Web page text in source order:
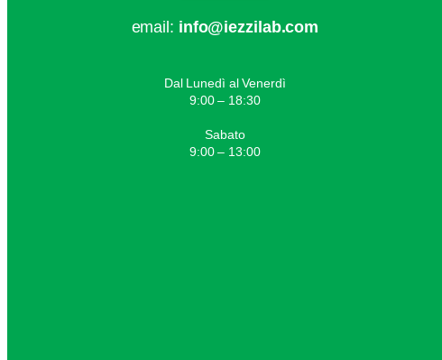
email: info@iezzilab.com
Dal Lunedì al Venerdì
9:00 – 18:30
Sabato
9:00 – 13:00